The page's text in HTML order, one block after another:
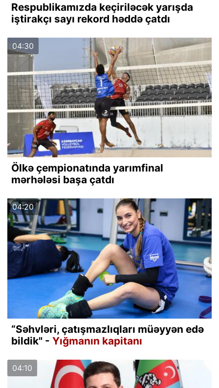
Respublikamızda keçiriləcək yarışda
iştirakçı sayı rekord həddə çatdı
04:30
Ölkə çempionatında yarımfinal
mərhələsi başa çatdı
04:20
“Səhvləri, çatışmazlıqları müəyyən edə
bildik" - Yığmanın kapitanı
04:10